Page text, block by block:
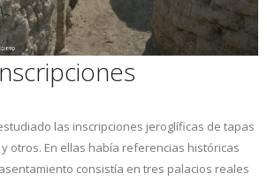
las inscripciones jeroglíficas de tapas
otros. En ellas había referencias históricas
consistía en tres palacios reales